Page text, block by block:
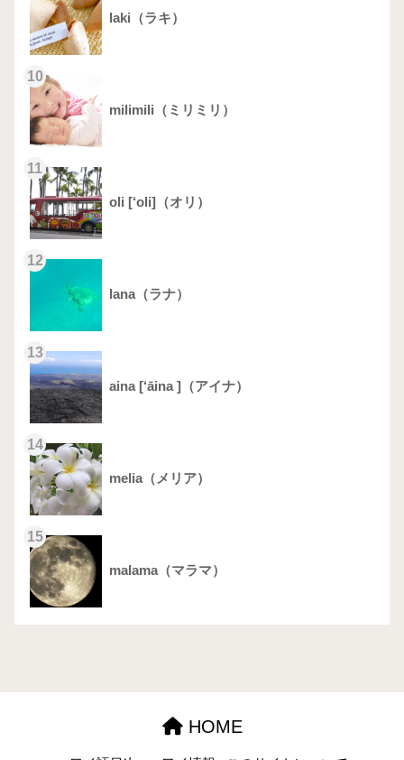
laki（ラキ）
10
milimili（ミリミリ）
11
oli [‘oli]（オリ）
12
lana（ラナ）
13
aina [‘āina ]（アイナ）
14
melia（メリア）
15
malama（マラマ）
HOME